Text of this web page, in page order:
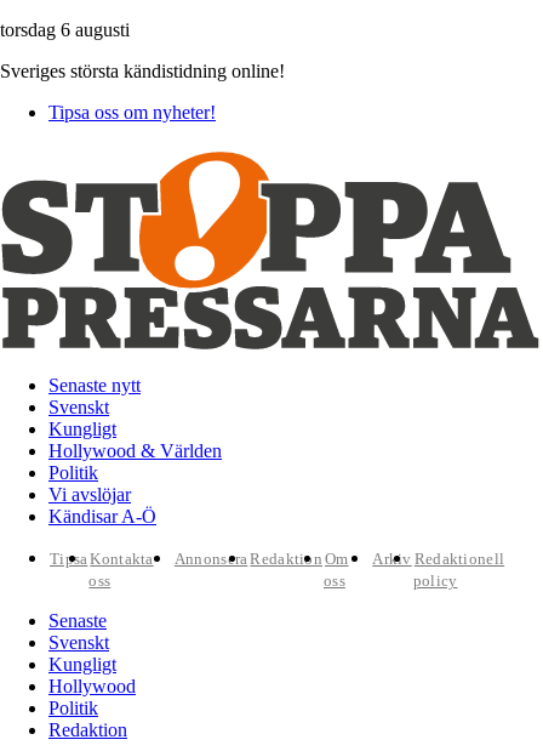
torsdag 6 augusti
Sveriges största kändistidning online!
Tipsa oss om nyheter!
Senaste nytt
Svenskt
Kungligt
Hollywood & Världen
Politik
Vi avslöjar
Kändisar A-Ö
TipsaKontakta
oss
AnnonseraRedaktion Om
oss
Arkiv Redaktionell
policy
Senaste
Svenskt
Kungligt
Hollywood
Politik
Redaktion